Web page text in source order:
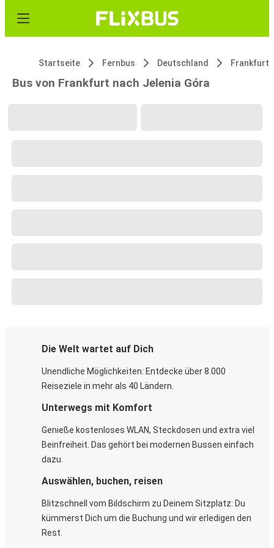
Startseite Fernbus Deutschland Frankfurt
Bus von Frankfurt nach Jelenia Góra
Die Welt wartet auf Dich
Unendliche Möglichkeiten: Entdecke über 8.000
Reiseziele in mehr als 40 Ländern.
Unterwegs mit Komfort
Genieße kostenloses WLAN, Steckdosen und extra viel
Beinfreiheit. Das gehört bei modernen Bussen einfach
dazu.
Auswählen, buchen, reisen
Blitzschnell vom Bildschirm zu Deinem Sitzplatz: Du
kümmerst Dich um die Buchung und wir erledigen den
Rest.